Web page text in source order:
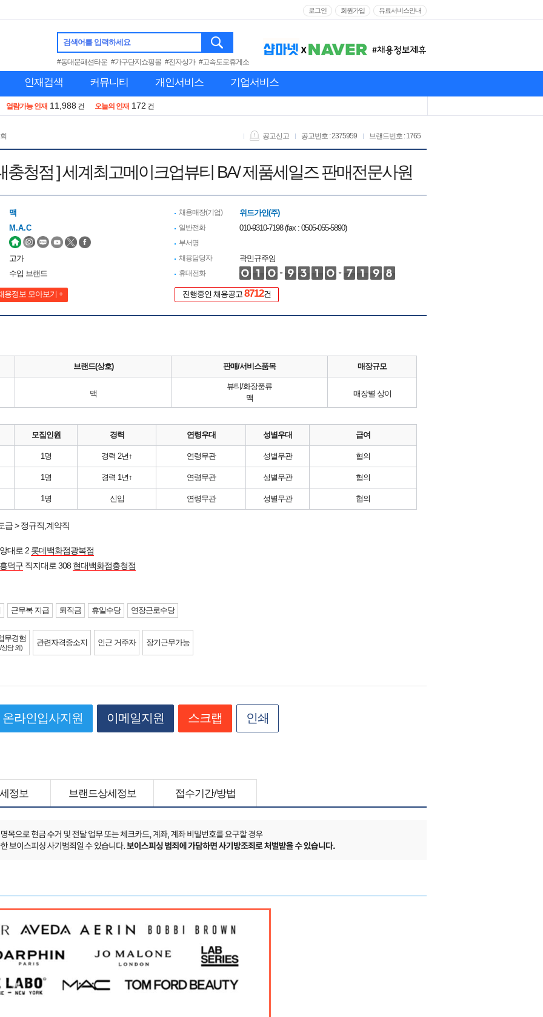
로그인 회원가입 유료서비스안내
검색어를 입력하세요
#동대문패션타운 #가구단지쇼핑몰 #전자상가 #고속도로휴게소
인재검색 커뮤니티 개인서비스 기업서비스
열람가능 인재 11,988 건 오늘의 인재 172 건
브랜드번호 : 1765
공고번호 : 2375959
공고신고
충청점 ] 세계최고메이크업뷰티 BA/ 제품세일즈 판매전문사원
맥
M.A.C
고가
수입 브랜드
용정보 모아보기 +
채용매장(기업) 위드가인(주)
일반전화 010-9310-7198 (fax : 0505-055-5890)
부서명
채용담당자
곽민규주임
휴대전화
진행중인 채용공고 8712건
브랜드(상호) 판매/서비스품목 매장규모
맥
뷰티/화장품류
맥
매장별 상이
모집인원 경력 연령우대 성별우대 급여
1명 경력 2년↑ 연령무관 성별무관 협의
1명 경력 1년↑ 연령무관 성별무관 협의
1명 신입 연령무관 성별무관 협의
급 > 정규직,계약직
대로 2 롯데백화점광복점
덕구 직지대로 308 현대백화점충청점
근무복 지급 퇴직금 휴일수당 연장근로수당
무경험
상담 외)
관련자격증소지 인근 거주자 장기근무가능
온라인입사지원 이메일지원 스크랩 인쇄
정보 브랜드상세정보 접수기간/방법